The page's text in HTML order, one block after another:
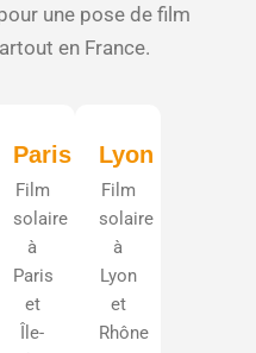
une pose de film
en France.
Paris
Film
solaire
à
Paris
et
Île-
Lyon
Film
solaire
à
Lyon
et
Rhône